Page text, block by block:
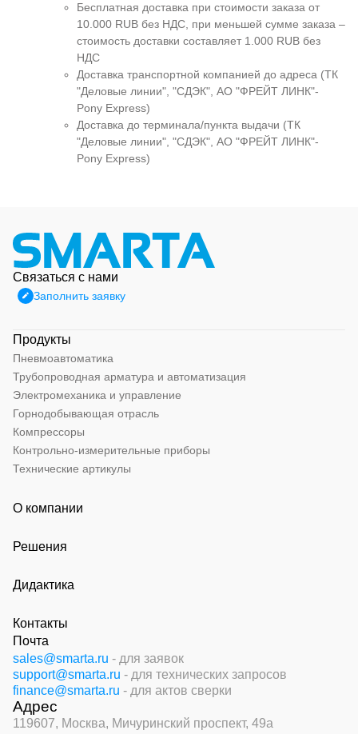
Бесплатная доставка при стоимости заказа от
10.000 RUB без НДС, при меньшей сумме заказа –
стоимость доставки составляет 1.000 RUB без
НДС
Доставка транспортной компанией до адреса (ТК
"Деловые линии", "СДЭК", АО "ФРЕЙТ ЛИНК"-
Pony Express)
Доставка до терминала/пункта выдачи (ТК
"Деловые линии", "СДЭК", АО "ФРЕЙТ ЛИНК"-
Pony Express)
Связаться с нами
Заполнить заявку
Продукты
Пневмоавтоматика
Трубопроводная арматура и автоматизация
Электромеханика и управление
Горнодобывающая отрасль
Компрессоры
Контрольно-измерительные приборы
Технические артикулы
О компании
Решения
Дидактика
Контакты
Почта
sales@smarta.ru - для заявок
support@smarta.ru - для технических запросов
finance@smarta.ru - для актов сверки
Адрес
119607, Москва, Мичуринский проспект, 49а